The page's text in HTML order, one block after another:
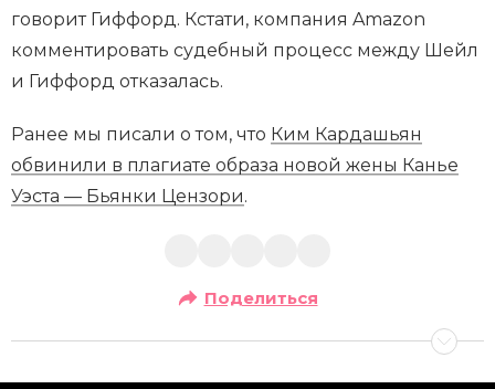
говорит Гиффорд. Кстати, компания Amazon
комментировать судебный процесс между Шейл
и Гиффорд отказалась.
Ранее мы писали о том, что Ким Кардашьян
обвинили в плагиате образа новой жены Канье
Уэста — Бьянки Цензори.
Поделиться